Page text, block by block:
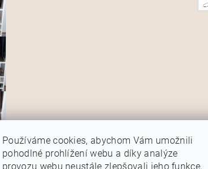
Používáme cookies, abychom Vám umožnili
pohodlné prohlížení webu a díky analýze
provozu webu neustále zlepšovali jeho funkce,